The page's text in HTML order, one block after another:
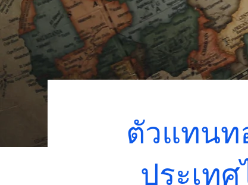
ตัวแทนท
ประเท